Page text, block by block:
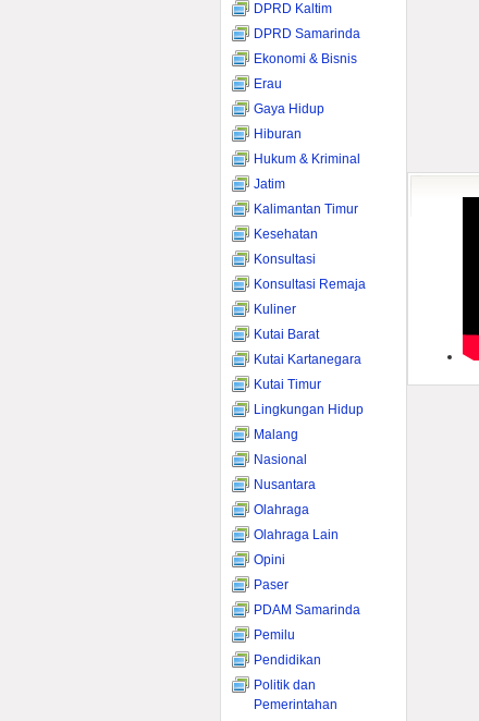
DPRD Kaltim
DPRD Samarinda
Ekonomi & Bisnis
Erau
Gaya Hidup
Hiburan
Hukum & Kriminal
Jatim
Kalimantan Timur
Kesehatan
Konsultasi
Konsultasi Remaja
Kuliner
Kutai Barat
Kutai Kartanegara
Kutai Timur
Lingkungan Hidup
Malang
Nasional
Nusantara
Olahraga
Olahraga Lain
Opini
Paser
PDAM Samarinda
Pemilu
Pendidikan
Politik dan
Pemerintahan